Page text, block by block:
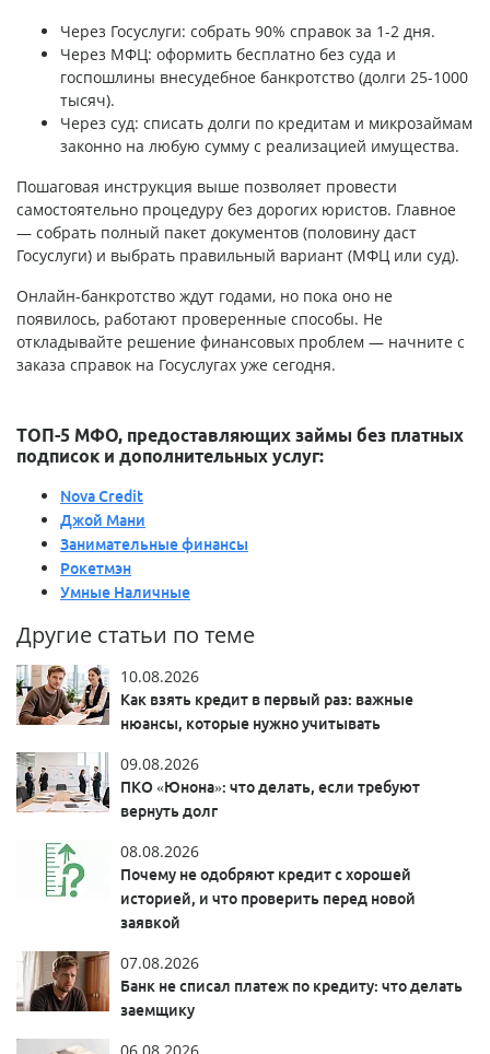
Через Госуслуги: собрать 90% справок за 1-2 дня.
Через МФЦ: оформить бесплатно без суда и
госпошлины внесудебное банкротство (долги 25-1000
тысяч).
Через суд: списать долги по кредитам и микрозаймам
законно на любую сумму с реализацией имущества.
Пошаговая инструкция выше позволяет провести
самостоятельно процедуру без дорогих юристов. Главное
— собрать полный пакет документов (половину даст
Госуслуги) и выбрать правильный вариант (МФЦ или суд).
Онлайн-банкротство ждут годами, но пока оно не
появилось, работают проверенные способы. Не
откладывайте решение финансовых проблем — начните с
заказа справок на Госуслугах уже сегодня.
ТОП-5 МФО, предоставляющих займы без платных
подписок и дополнительных услуг:
Nova Credit
Джой Мани
Занимательные финансы
Рокетмэн
Умные Наличные
Другие статьи по теме
10.08.2026
Как взять кредит в первый раз: важные
нюансы, которые нужно учитывать
09.08.2026
ПКО «Юнона»: что делать, если требуют
вернуть долг
08.08.2026
Почему не одобряют кредит с хорошей
историей, и что проверить перед новой
заявкой
07.08.2026
Банк не списал платеж по кредиту: что делать
заемщику
06.08.2026